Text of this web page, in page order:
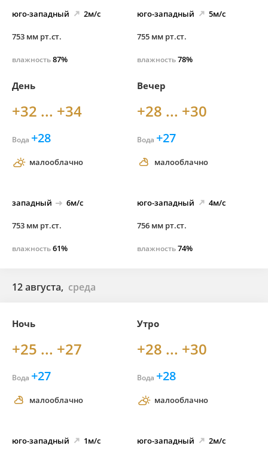
юго-западный 2м/с
753 мм рт.ст.
влажность87%
юго-западный 5м/с
755 мм рт.ст.
влажность78%
День
+32 ... +34
Вода +28
малооблачно
западный 6м/с
753 мм рт.ст.
влажность61%
Вечер
+28 ... +30
Вода +27
малооблачно
юго-западный 4м/с
756 мм рт.ст.
влажность74%
12 августа, среда
Ночь
+25 ... +27
Вода +27
малооблачно
юго-западный 1м/с
Утро
+28 ... +30
Вода +28
малооблачно
юго-западный 2м/с